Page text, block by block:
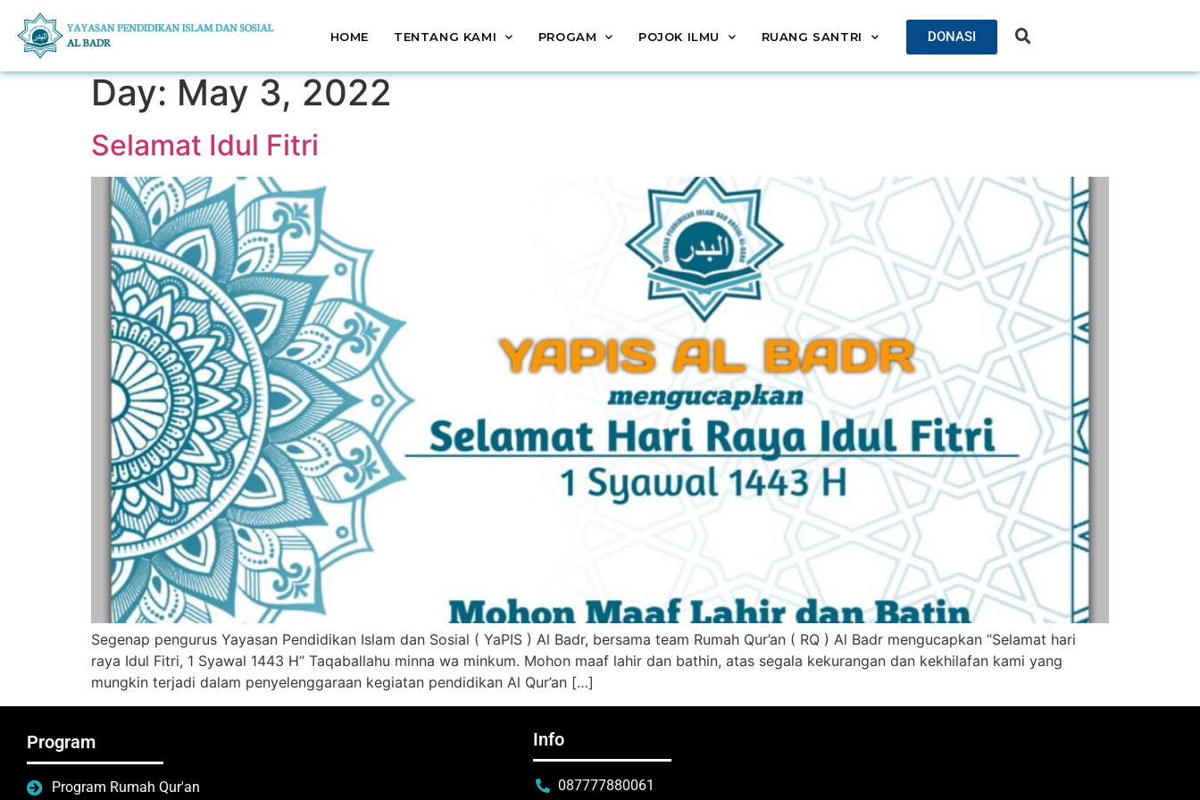
HOME TENTANG KAMI PROGAM POJOK ILMU RUANG SANTRI DONASI
Day: May 3, 2022
Selamat Idul Fitri
Segenap pengurus Yayasan Pendidikan Islam dan Sosial ( YaPIS ) Al Badr, bersama team Rumah Qur’an ( RQ ) Al Badr mengucapkan “Selamat hari
raya Idul Fitri, 1 Syawal 1443 H” Taqaballahu minna wa minkum. Mohon maaf lahir dan bathin, atas segala kekurangan dan kekhilafan kami yang
mungkin terjadi dalam penyelenggaraan kegiatan pendidikan Al Qur’an […]
Program
Program Rumah Qur'an
Info
087777880061